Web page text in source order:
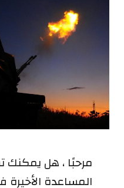
مرحبًا ، هل يمكنك
المساعدة الأخيرة